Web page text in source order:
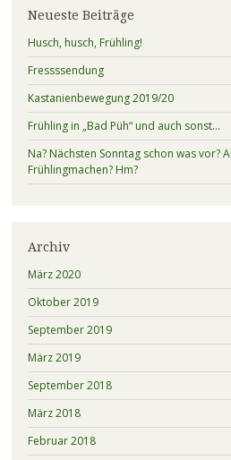
Neueste Beiträge
Husch, husch, Frühling!
Fressssendung
Kastanienbewegung 2019/20
Frühling in „Bad Püh“ und auch sonst…
Na? Nächsten Sonntag schon was vor?
Frühlingmachen? Hm?
Archiv
März 2020
Oktober 2019
September 2019
März 2019
September 2018
März 2018
Februar 2018